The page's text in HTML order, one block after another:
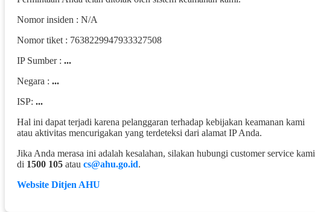
Nomor insiden : N/A
Nomor tiket : 7638229947933327508
IP Sumber : ...
Negara : ...
ISP: ...
Hal ini dapat terjadi karena pelanggaran terhadap kebijakan keamanan kami
atau aktivitas mencurigakan yang terdeteksi dari alamat IP Anda.
Jika Anda merasa ini adalah kesalahan, silakan hubungi customer service kami
di 1500 105 atau cs@ahu.go.id.
Website Ditjen AHU